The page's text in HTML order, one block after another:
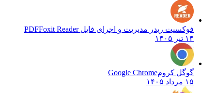
فوکسیت ریدر مدیریت و اجرای فایل PDFFoxit Reader
۱۴ تیر ۱۴۰۵
گوگل کرومGoogle Chrome
۱۵ مرداد ۱۴۰۵